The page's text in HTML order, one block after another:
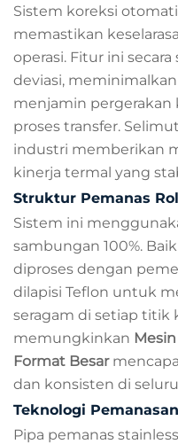
Sistem koreksi
memastikan
operasi. Fitur ini
deviasi,
menjamin pergerakan
proses transfer.
industri memberikan
kinerja termal yang
Struktur Pemanas
Sistem ini
sambungan 100%.
diproses dengan
dilapisi Teflon untuk
seragam di setiap titik
memungkinkan
Format Besar
dan konsisten di
Teknologi
Pipa pemanas